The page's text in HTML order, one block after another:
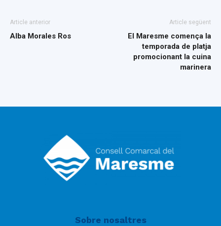
Article anterior
Alba Morales Ros
Article següent
El Maresme comença la
temporada de platja
promocionant la cuina
marinera
Sobre nosaltres